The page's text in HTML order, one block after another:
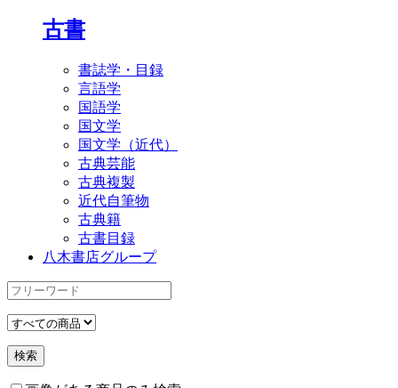
古書
書誌学・目録
言語学
国語学
国文学
国文学（近代）
古典芸能
古典複製
近代自筆物
古典籍
古書目録
八木書店グループ